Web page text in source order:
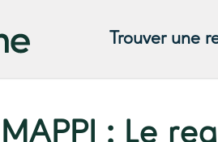
Trouver une
MAPPI : Le